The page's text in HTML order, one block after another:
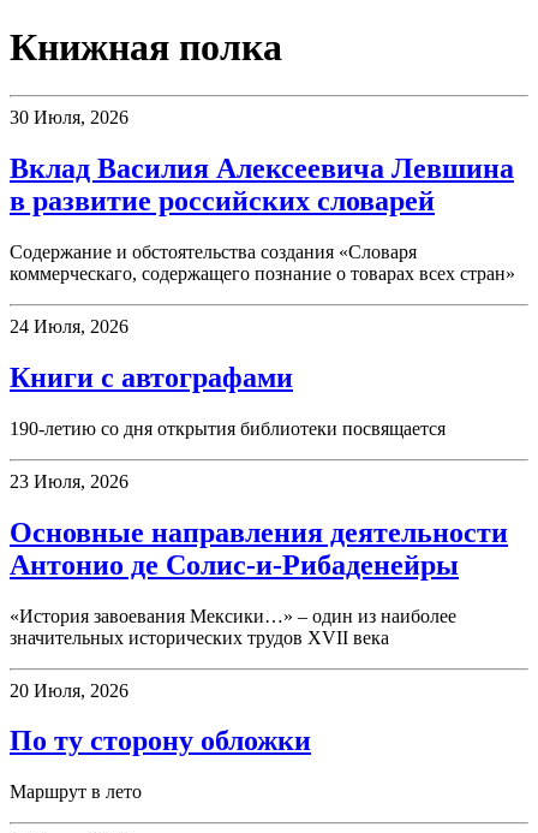
Книжная полка
30 Июля, 2026
Вклад Василия Алексеевича Левшина
в развитие российских словарей
Содержание и обстоятельства создания «Словаря
коммерческаго, содержащего познание о товарах всех стран»
24 Июля, 2026
Книги с автографами
190-летию со дня открытия библиотеки посвящается
23 Июля, 2026
Основные направления деятельности
Антонио де Солис-и-Рибаденейры
«История завоевания Мексики…» – один из наиболее
значительных исторических трудов XVII века
20 Июля, 2026
По ту сторону обложки
Маршрут в лето